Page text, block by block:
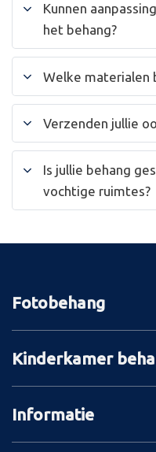
Kunnen
het behang?
Welke materialen
Verzenden jullie
Is jullie behang
vochtige ruimtes?
Fotobehang
Kinderkamer
Informatie